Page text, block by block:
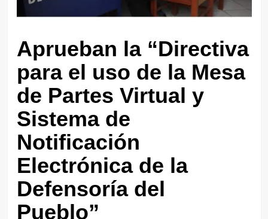
Aprueban la “Directiva
para el uso de la Mesa
de Partes Virtual y
Sistema de
Notificación
Electrónica de la
Defensoría del
Pueblo”